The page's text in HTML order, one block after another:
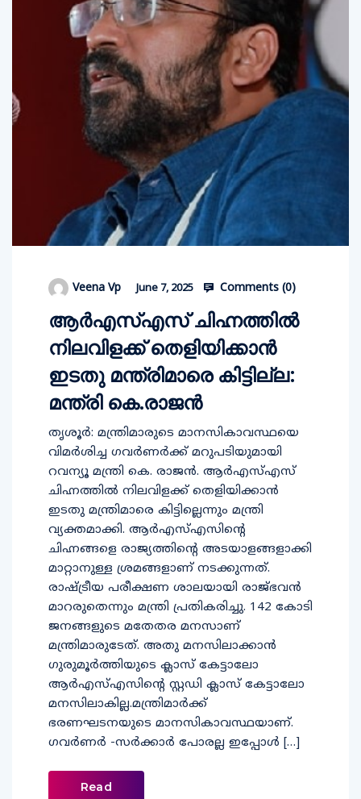
Veena Vp June 7, 2025 Comments (0)
ആര്‍എസ്എസ് ചിഹ്നത്തില്‍
നിലവിളക്ക് തെളിയിക്കാന്‍
ഇടതു മന്ത്രിമാരെ കിട്ടില്ല:
മന്ത്രി കെ.രാജന്‍
തൃശൂര്‍: മന്ത്രിമാരുടെ മാനസികാവസ്ഥയെ
വിമര്‍ശിച്ച ഗവര്‍ണര്‍ക്ക് മറുപടിയുമായി
റവന്യൂ മന്ത്രി കെ. രാജന്‍. ആര്‍എസ്എസ്
ചിഹ്നത്തില്‍ നിലവിളക്ക് തെളിയിക്കാന്‍
ഇടതു മന്ത്രിമാരെ കിട്ടില്ലെന്നും മന്ത്രി
വ്യക്തമാക്കി. ആര്‍എസ്എസിന്റെ
ചിഹ്നങ്ങളെ രാജ്യത്തിന്റെ അടയാളങ്ങളാക്കി
മാറ്റാനുള്ള ശ്രമങ്ങളാണ് നടക്കുന്നത്.
രാഷ്ട്രീയ പരീക്ഷണ ശാലയായി രാജ്ഭവന്‍
മാറരുതെന്നും മന്ത്രി പ്രതികരിച്ചു. 142 കോടി
ജനങ്ങളുടെ മതേതര മനസാണ്
മന്ത്രിമാരുടേത്. അതു മനസിലാക്കാന്‍
ഗുരുമൂര്‍ത്തിയുടെ ക്ലാസ് കേട്ടാലോ
ആര്‍എസ്എസിന്റെ സ്റ്റഡി ക്ലാസ് കേട്ടാലോ
മനസിലാകില്ല.മന്ത്രിമാര്‍ക്ക്
ഭരണഘടനയുടെ മാനസികാവസ്ഥയാണ്.
ഗവര്‍ണര്‍ -സര്‍ക്കാര്‍ പോരല്ല ഇപ്പോള്‍ […]
Read